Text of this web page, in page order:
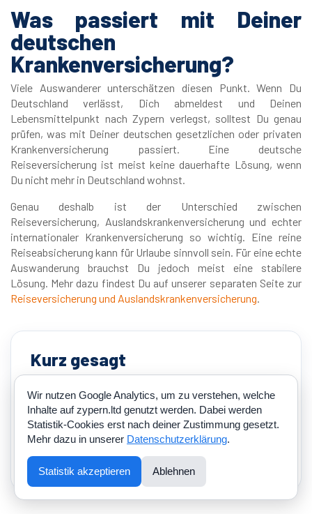
Was passiert mit Deiner
deutschen
Krankenversicherung?
Viele Auswanderer unterschätzen diesen Punkt. Wenn Du
Deutschland verlässt, Dich abmeldest und Deinen
Lebensmittelpunkt nach Zypern verlegst, solltest Du genau
prüfen, was mit Deiner deutschen gesetzlichen oder privaten
Krankenversicherung passiert. Eine deutsche
Reiseversicherung ist meist keine dauerhafte Lösung, wenn
Du nicht mehr in Deutschland wohnst.
Genau deshalb ist der Unterschied zwischen
Reiseversicherung, Auslandskrankenversicherung und echter
internationaler Krankenversicherung so wichtig. Eine reine
Reiseabsicherung kann für Urlaube sinnvoll sein. Für eine echte
Auswanderung brauchst Du jedoch meist eine stabilere
Lösung. Mehr dazu findest Du auf unserer separaten Seite zur
Reiseversicherung und Auslandskrankenversicherung.
Kurz gesagt
Reiseversicherung. Für eine echte Auswanderung
nach Zypern brauchst Du aber eine Lösung, die zu
Deinem neuen Wohnsitz, Deinem Yellow Slip, Deinem
Einkommen, Deiner Familie und Deinem gewünschten
Schutz im Heimatland passt.
Wir nutzen Google Analytics, um zu verstehen, welche
Inhalte auf zypern.ltd genutzt werden. Dabei werden
Statistik-Cookies erst nach deiner Zustimmung gesetzt.
Mehr dazu in unserer Datenschutzerklärung.
Statistik akzeptieren Ablehnen